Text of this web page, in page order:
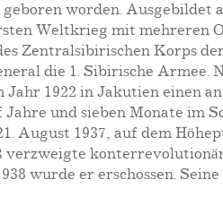
worden. Ausgebildet
Weltkrieg mit mehreren
Zentralsibirischen Korps der
die 1. Sibirische Armee.
1922 in Jakutien einen
und sieben Monate im
August 1937, auf dem
verzweigte
wurde er erschossen.